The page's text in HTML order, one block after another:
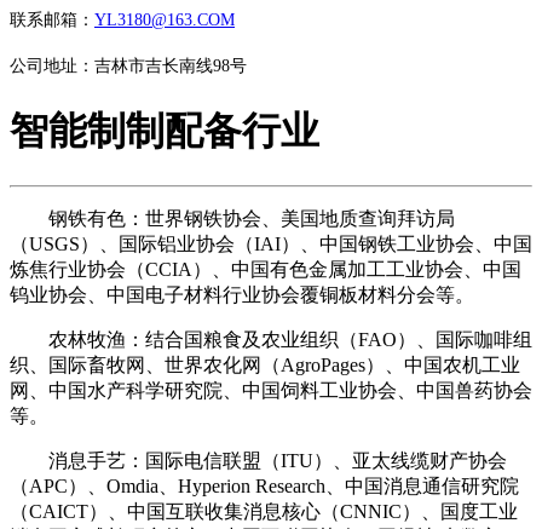
联系邮箱： YL3180@163.COM
公司地址：吉林市吉长南线98号
智能制制配备行业
钢铁有色：世界钢铁协会、美国地质查询拜访局
（USGS）、国际铝业协会（IAI）、中国钢铁工业协会、中国
炼焦行业协会（CCIA）、中国有色金属加工工业协会、中国
钨业协会、中国电子材料行业协会覆铜板材料分会等。
农林牧渔：结合国粮食及农业组织（FAO）、国际咖啡组
织、国际畜牧网、世界农化网（AgroPages）、中国农机工业
网、中国水产科学研究院、中国饲料工业协会、中国兽药协会
等。
消息手艺：国际电信联盟（ITU）、亚太线缆财产协会
（APC）、Omdia、Hyperion Research、中国消息通信研究院
（CAICT）、中国互联收集消息核心（CNNIC）、国度工业